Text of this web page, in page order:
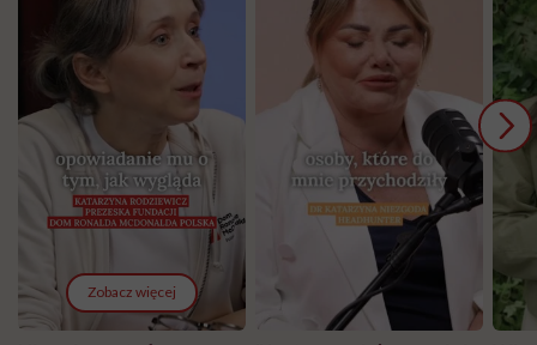
Zobacz więcej